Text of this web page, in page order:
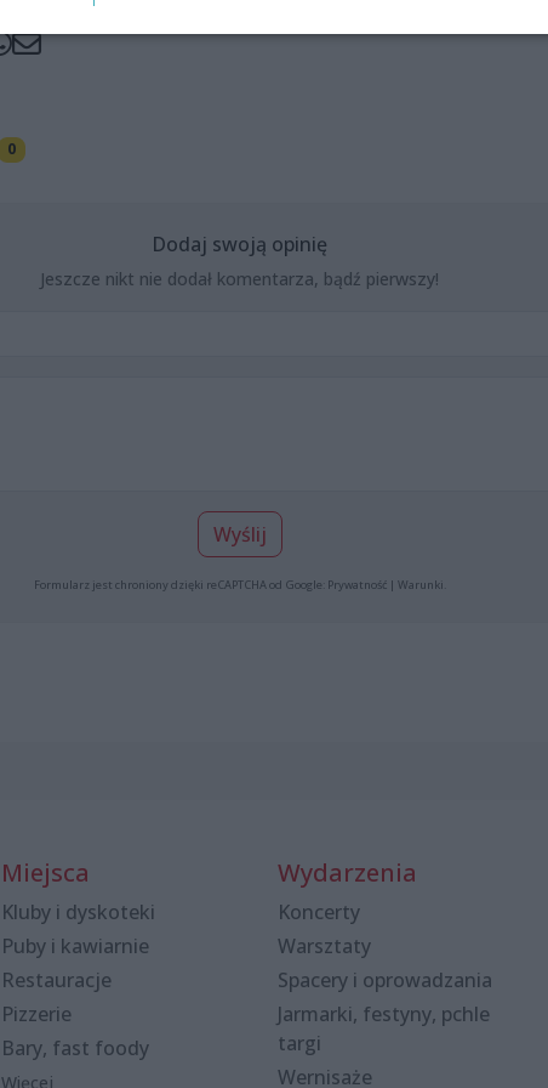
0
Dodaj swoją opinię
Jeszcze nikt nie dodał komentarza, bądź pierwszy!
Wyślij
Formularz jest chroniony dzięki reCAPTCHA od Google: Prywatność| Warunki
Miejsca
Kluby i dyskoteki
Puby i kawiarnie
Restauracje
Pizzerie
Bary, fast foody
Więcej
Wydarzenia
Koncerty
Warsztaty
Spacery i oprowadzania
Jarmarki, festyny, pchle
targi
Wernisaże